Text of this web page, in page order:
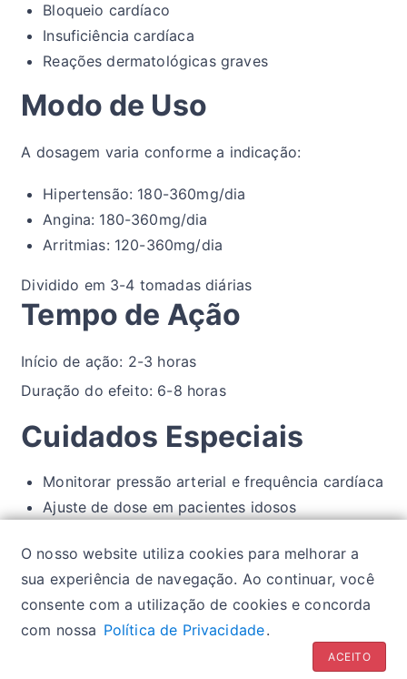
Bloqueio cardíaco
Insuficiência cardíaca
Reações dermatológicas graves
Modo de Uso
A dosagem varia conforme a indicação:
Hipertensão: 180-360mg/dia
Angina: 180-360mg/dia
Arritmias: 120-360mg/dia
Dividido em 3-4 tomadas diárias
Tempo de Ação
Início de ação: 2-3 horas
Duração do efeito: 6-8 horas
Cuidados Especiais
Monitorar pressão arterial e frequência cardíaca
Ajuste de dose em pacientes idosos
Evitar interrupção abrupta do tratamento
Sintomas|
O nosso website utiliza cookies para melhorar a
sua experiência de navegação. Ao continuar, você
consente com a utilização de cookies e concorda
com nossa Política de Privacidade.
ACEITO